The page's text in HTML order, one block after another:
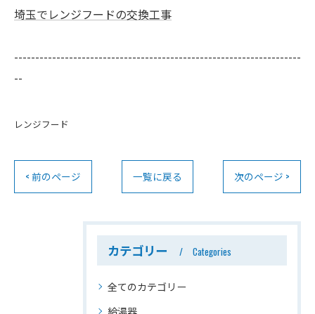
埼玉でレンジフードの交換工事
--------------------------------------------------------------------
--
レンジフード
< 前のページ 一覧に戻る 次のページ >
カテゴリー Categories
全てのカテゴリー
給湯器